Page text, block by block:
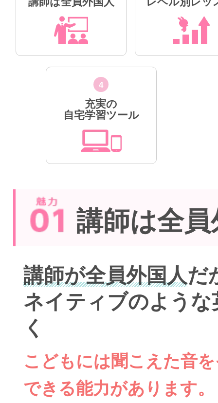
4
充実の
自宅学習ツール
講師は全
講師が全員外国人だ
ネイティブのよう
く
こどもには聞こえた音
できる能力があります。